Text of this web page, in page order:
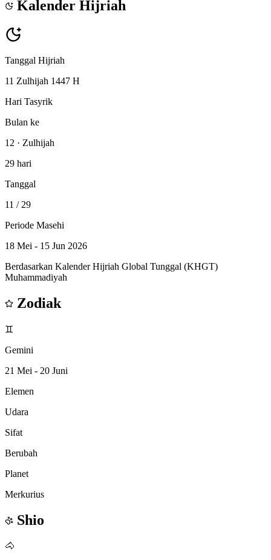
Kalender Hijriah
Tanggal Hijriah
11 Zulhijah 1447 H
Hari Tasyrik
Bulan ke
12 · Zulhijah
29 hari
Tanggal
11 / 29
Periode Masehi
18 Mei - 15 Jun 2026
Berdasarkan Kalender Hijriah Global Tunggal (KHGT)
Muhammadiyah
Zodiak
♊
Gemini
21 Mei - 20 Juni
Elemen
Udara
Sifat
Berubah
Planet
Merkurius
Shio
🐴